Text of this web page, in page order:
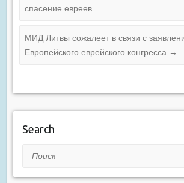
спасение евреев
МИД Литвы сожалеет в связи с
Европейского еврейского конгресса →
Search
Поиск